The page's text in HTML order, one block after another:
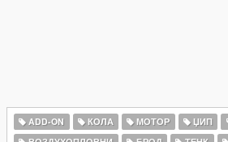
ADD-ON КОЛА МОТОР ЏИП